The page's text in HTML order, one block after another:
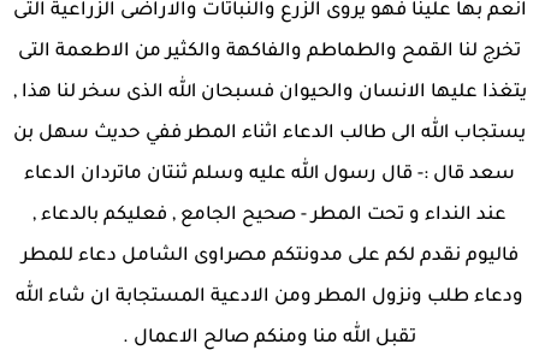
انعم بها علينا فهو يروى الزرع والنباتات والاراضى الزراعية التى
تخرج لنا القمح والطماطم والفاكهة والكثير من الاطعمة التى
يتغذا عليها الانسان والحيوان فسبحان الله الذى سخر لنا هذا ,
يستجاب الله الى طالب الدعاء اثناء المطر ففي حديث سهل بن
سعد قال :- قال رسول الله عليه وسلم ثنتان ماتردان الدعاء
عند النداء و تحت المطر - صحيح الجامع , فعليكم بالدعاء ,
فاليوم نقدم لكم على مدونتكم مصراوى الشامل دعاء للمطر
ودعاء طلب ونزول المطر ومن الادعية المستجابة ان شاء الله
تقبل الله منا ومنكم صالح الاعمال .